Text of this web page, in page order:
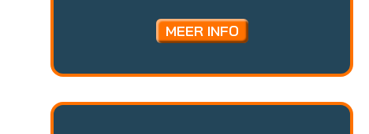
schittering… met het Atelier op Wielen kan
overal en altijd kunst worden gemaakt. Het
kinderen! Laagdrempelig, gratis en zonder
aanmelding kunnen kinderen hun creativiteit en
MEER INFO